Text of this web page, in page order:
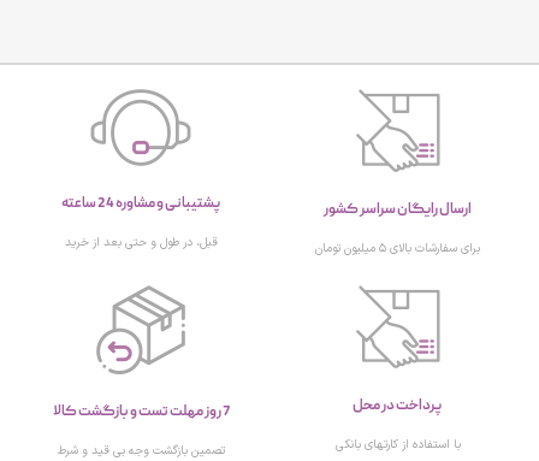
ارسال رایگان سراسر کشور
برای سفارشات بالای ۵ میلیون تومان
پشتیبانی و مشاوره 24 ساعته
قبل، در طول و حتی بعد از خرید
پرداخت در محل
با استفاده از کارتهای بانکی
7 روز مهلت تست و بازگشت کالا
تصمین بازگشت وجه بی قید و شرط